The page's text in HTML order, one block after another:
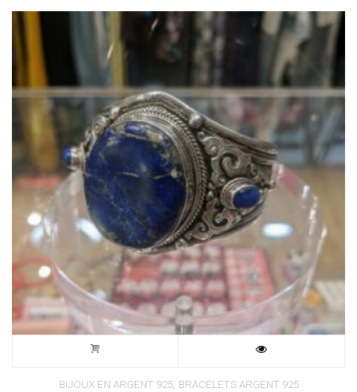
BIJOUX EN ARGENT 925, BRACELETS ARGENT 925